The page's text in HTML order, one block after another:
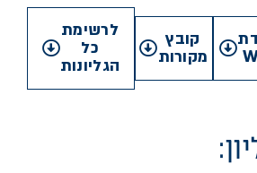
קובץ
מקורות
לרשימת
כל
הגליונות